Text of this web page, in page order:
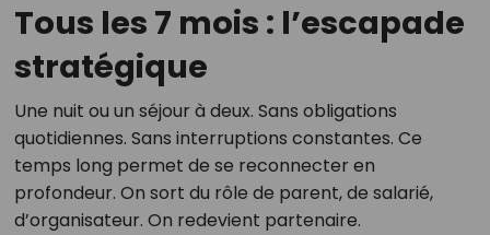
Tous les 7 mois : l’escapade
stratégique
Une nuit ou un séjour à deux. Sans obligations
quotidiennes. Sans interruptions constantes. Ce
temps long permet de se reconnecter en
profondeur. On sort du rôle de parent, de salarié,
d’organisateur. On redevient partenaire.